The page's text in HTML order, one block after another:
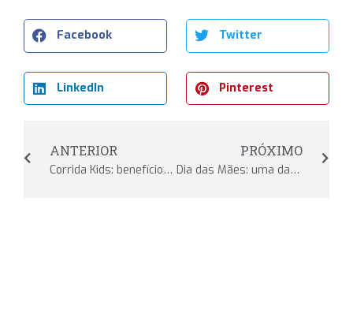
Facebook Twitter
LinkedIn Pinterest
ANTERIOR
Corrida Kids: benefícios e vantagens da participação da criança
PRÓXIMO
Dia das Mães: uma das datas mais especiais e importantes